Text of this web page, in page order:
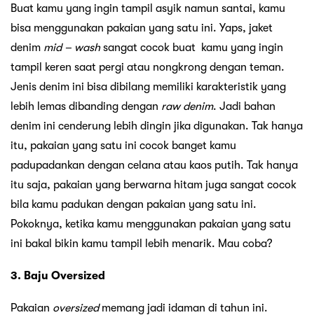
Buat kamu yang ingin tampil asyik namun santai, kamu
bisa menggunakan pakaian yang satu ini. Yaps, jaket
denim mid – washsangat cocok buat kamu yang ingin
tampil keren saat pergi atau nongkrong dengan teman.
Jenis denim ini bisa dibilang memiliki karakteristik yang
lebih lemas dibanding dengan raw denim. Jadi bahan
denim ini cenderung lebih dingin jika digunakan. Tak hanya
itu, pakaian yang satu ini cocok banget kamu
padupadankan dengan celana atau kaos putih. Tak hanya
itu saja, pakaian yang berwarna hitam juga sangat cocok
bila kamu padukan dengan pakaian yang satu ini.
Pokoknya, ketika kamu menggunakan pakaian yang satu
ini bakal bikin kamu tampil lebih menarik. Mau coba?
3. Baju Oversized
Pakaian oversizedmemang jadi idaman di tahun ini.